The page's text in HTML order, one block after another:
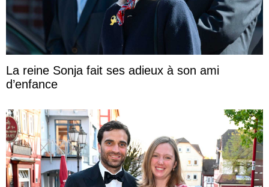
La reine Sonja fait ses adieux à son ami
d’enfance